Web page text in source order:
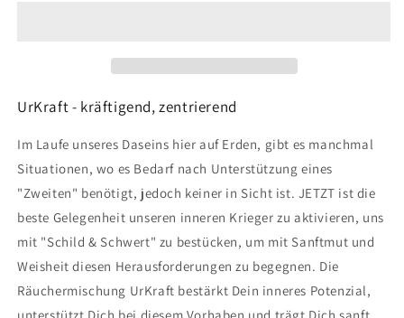
UrKraft - kräftigend, zentrierend
Im Laufe unseres Daseins hier auf Erden, gibt es manchmal
Situationen, wo es Bedarf nach Unterstützung eines
"Zweiten" benötigt, jedoch keiner in Sicht ist. JETZT ist die
beste Gelegenheit unseren inneren Krieger zu aktivieren, uns
mit "Schild & Schwert" zu bestücken, um mit Sanftmut und
Weisheit diesen Herausforderungen zu begegnen. Die
Räuchermischung UrKraft bestärkt Dein inneres Potenzial,